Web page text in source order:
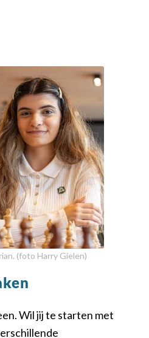
(foto Harry Gielen)
Wil jij te starten met